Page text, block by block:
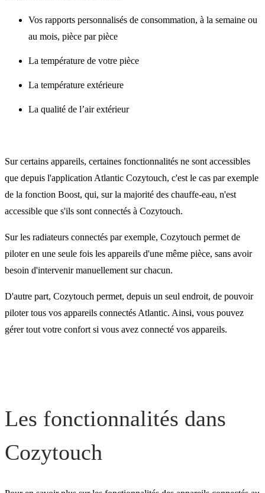
Vos rapports personnalisés de consommation, à la semaine ou
au mois, pièce par pièce
La température de votre pièce
La température extérieure
La qualité de l’air extérieur
Sur certains appareils, certaines fonctionnalités ne sont accessibles
que depuis l'application Atlantic Cozytouch, c'est le cas par exemple
de la fonction Boost, qui, sur la majorité des chauffe-eau, n'est
accessible que s'ils sont connectés à Cozytouch.
Sur les radiateurs connectés par exemple, Cozytouch permet de
piloter en une seule fois les appareils d'une même pièce, sans avoir
besoin d'intervenir manuellement sur chacun.
D'autre part, Cozytouch permet, depuis un seul endroit, de pouvoir
piloter tous vos appareils connectés Atlantic. Ainsi, vous pouvez
gérer tout votre confort si vous avez connecté vos appareils.
Les fonctionnalités dans
Cozytouch